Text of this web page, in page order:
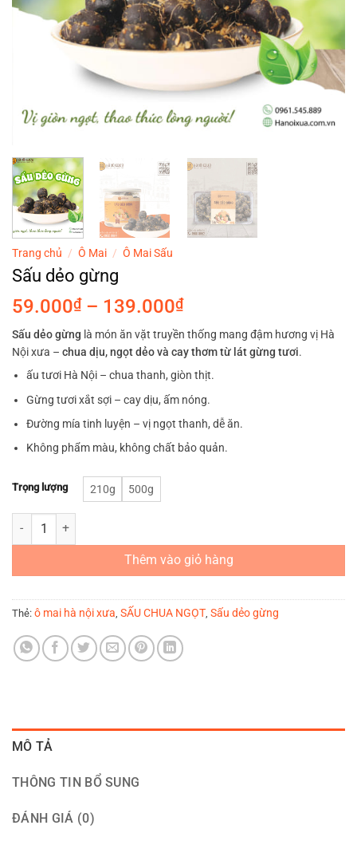
Trang chủ / Ô Mai / Ô Mai Sấu
Sấu dẻo gừng
59.000₫ – 139.000₫Khoảng
giá:
từ
59.000₫
đến
139.000₫
Sấu dẻo gừng là món ăn vặt truyền thống mang đậm hương vị Hà
Nội xưa – chua dịu, ngọt dẻo và cay thơm từ lát gừng tươi.
ấu tươi Hà Nội – chua thanh, giòn thịt.
Gừng tươi xắt sợi – cay dịu, ấm nóng.
Đường mía tinh luyện – vị ngọt thanh, dễ ăn.
Không phẩm màu, không chất bảo quản.
Trọng lượng 210g 500g
Sấu dẻo gừng số lượng
Thêm vào giỏ hàng
Thẻ: ô mai hà nội xưa SẤU CHUA NGỌT Sấu dẻo gừng
MÔ TẢ
THÔNG TIN BỔ SUNG
ĐÁNH GIÁ (0)